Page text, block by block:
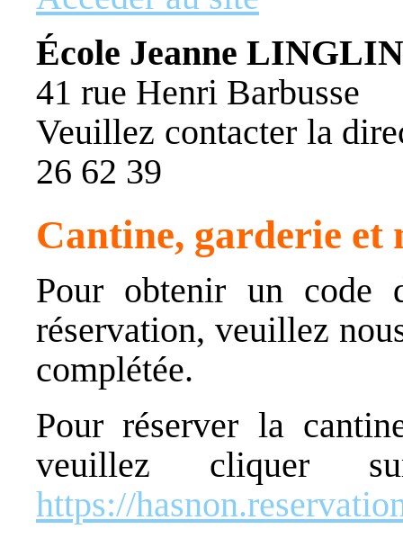
École Jeanne
41 rue Henri Barbusse
Veuillez contacter la
26 62 39
Cantine, garderie et
Pour obtenir un code
réservation, veuillez
complétée.
Pour réserver la
veuillez
https://